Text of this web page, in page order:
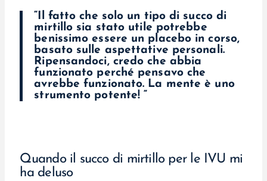
“Il fatto che solo un tipo di succo di
mirtillo sia stato utile potrebbe
benissimo essere un placebo in corso,
basato sulle aspettative personali.
Ripensandoci, credo che abbia
funzionato perché pensavo che
avrebbe funzionato. La mente è uno
strumento potente!“
Quando il succo di mirtillo per le IVU mi
ha deluso